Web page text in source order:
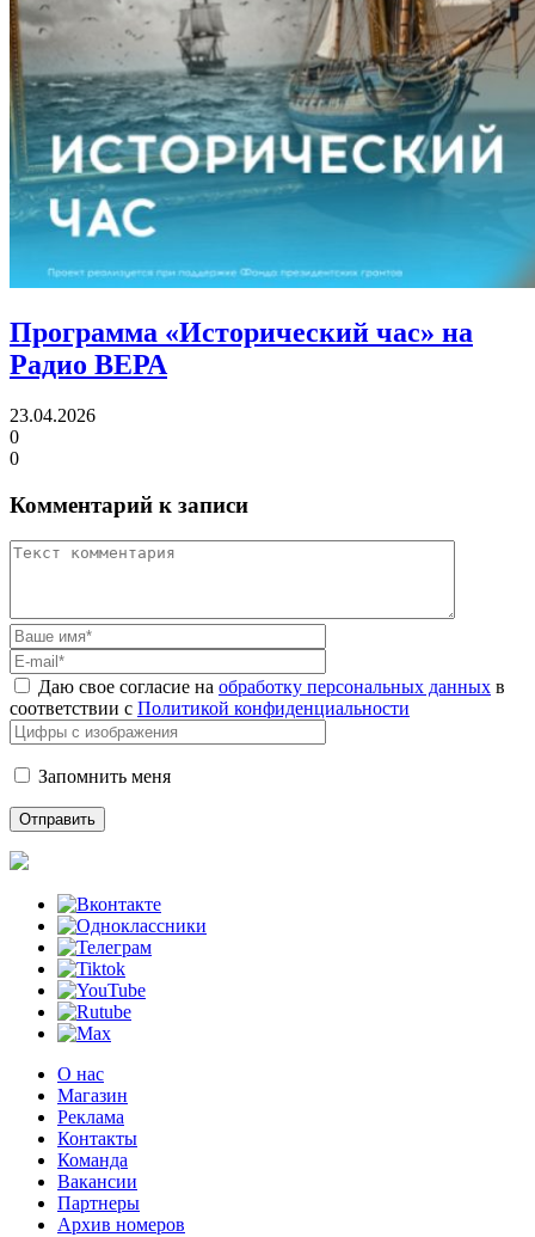
Программа «Исторический час» на
Радио ВЕРА
23.04.2026
0
0
Комментарий к записи
Даю свое согласие на обработку персональных данных в
соответствии с Политикой конфиденциальности
Запомнить меня
О нас
Магазин
Реклама
Контакты
Команда
Вакансии
Партнеры
Архив номеров